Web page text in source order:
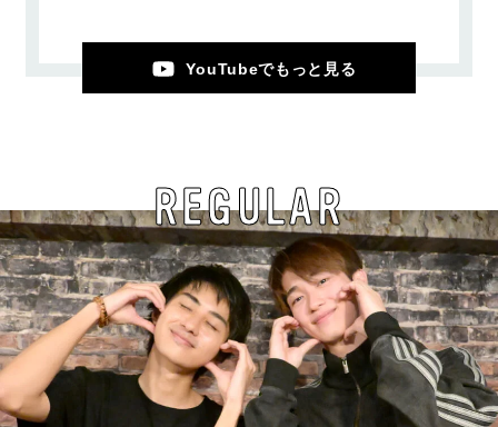
YouTubeでもっと見る
REGULAR